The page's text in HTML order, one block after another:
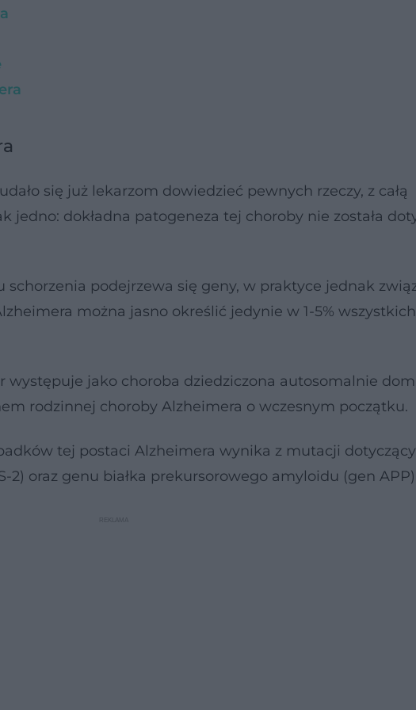
się już lekarzom dowiedzieć pewnych rzeczy, z całą
jedno: dokładna patogeneza tej choroby nie została
schorzenia podejrzewa się geny, w praktyce jednak
można jasno określić jedynie w 1-5% wszystkich
występuje jako choroba dziedziczona autosomalnie
rodzinnej choroby Alzheimera o wczesnym początku.
tej postaci Alzheimera wynika z mutacji
2) oraz genu białka prekursorowego amyloidu (gen